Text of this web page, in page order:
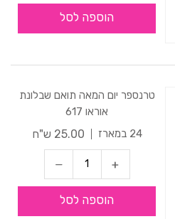
הוספה לסל
טרנספר יום המאה תואם שבלונת
אוראו 617
24 במארז
25.00 ש"ח
הוספה לסל